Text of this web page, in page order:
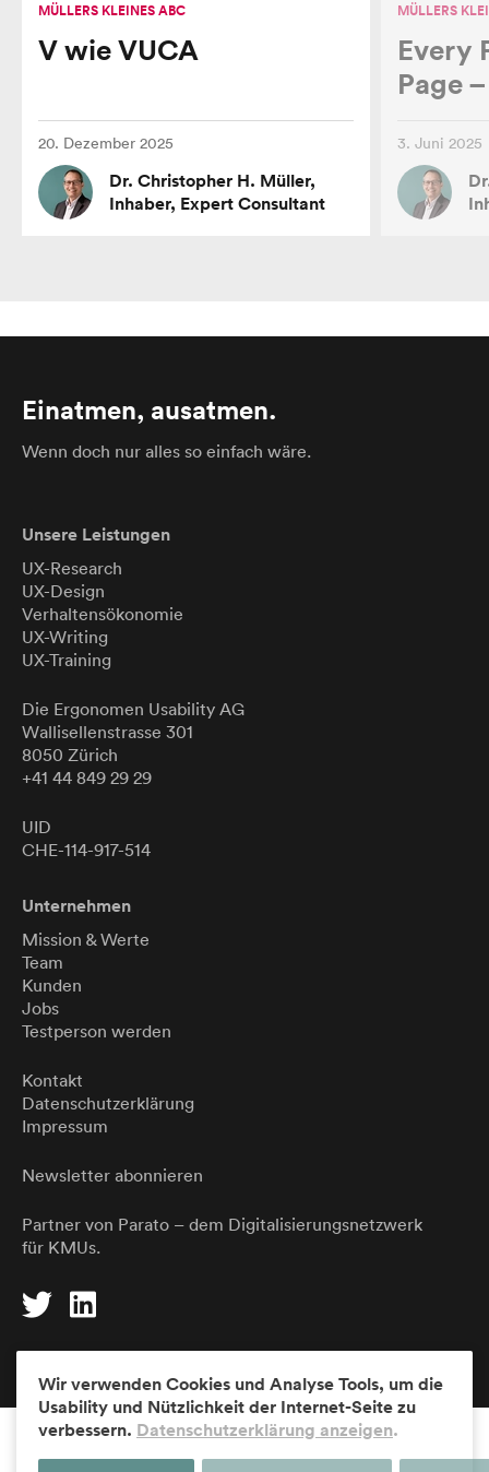
MÜLLERS KLEINES ABC
V wie VUCA
20. Dezember 2025
Dr. Christopher H. Müller,
Inhaber, Expert Consultant
MÜLLERS
Every
Page
3. Juni 2025
Einatmen, ausatmen.
Wenn doch nur alles so einfach wäre.
Unsere Leistungen
UX-Research
UX-Design
Verhaltensökonomie
UX-Writing
UX-Training
Die Ergonomen Usability AG
Wallisellenstrasse 301
8050 Zürich
+41 44 849 29 29
UID
CHE-114-917-514
Unternehmen
Mission & Werte
Team
Kunden
Jobs
Testperson werden
Kontakt
Datenschutzerklärung
Impressum
Newsletter abonnieren
Partner von Parato – dem Digitalisierungsnetzwerk
für KMUs.
Wir verwenden Cookies und Analyse Tools, um die
Usability und Nützlichkeit der Internet-Seite zu
verbessern. Datenschutzerklärung anzeigen.